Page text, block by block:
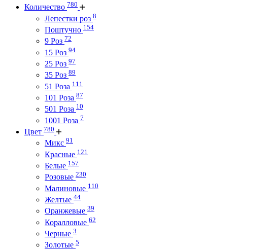
Количество 780
Лепестки роз 8
Поштучно 154
9 Роз 72
15 Роз 94
25 Роз 97
35 Роз 89
51 Роза 111
101 Роза 87
501 Роза 10
1001 Роза 7
Цвет 780
Микс 91
Красные 121
Белые 157
Розовые 230
Малиновые 110
Желтые 44
Оранжевые 39
Коралловые 62
Черные 3
Золотые 5